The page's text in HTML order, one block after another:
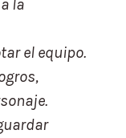
la
el equipo.